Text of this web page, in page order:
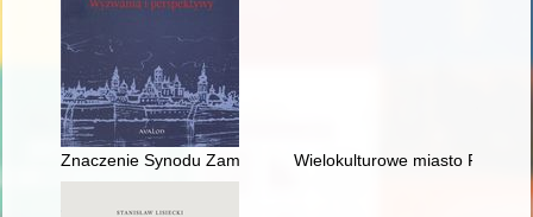
Znaczenie Synodu Zamojskiego dla prawa kanonicznego
Wielokulturowe miasto